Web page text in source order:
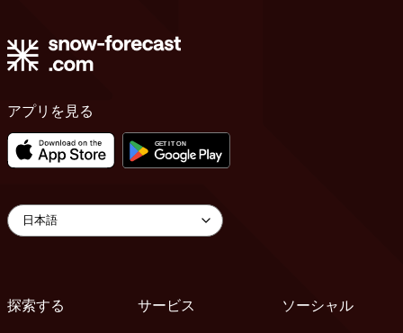
アプリを見る
探索する
サービス
ソーシャル